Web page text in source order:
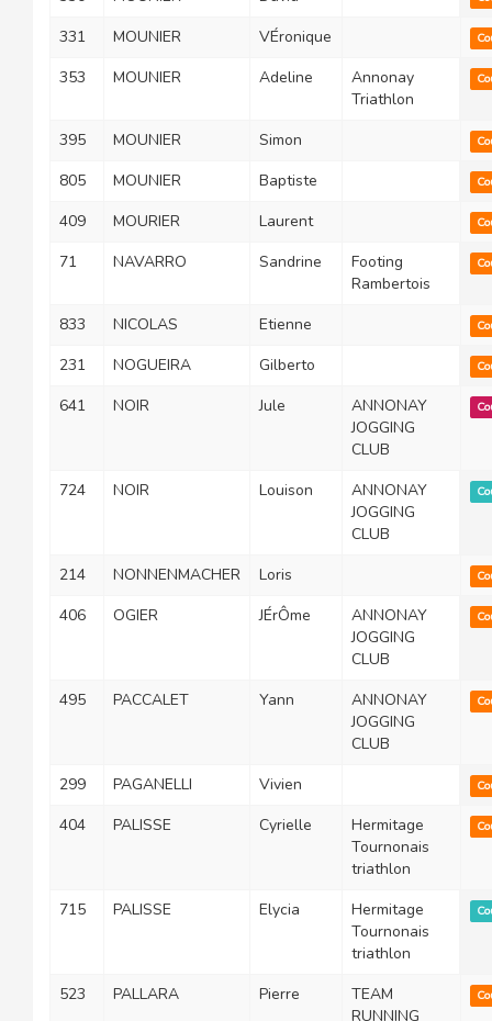
331 MOUNIER VÉronique
353 MOUNIER Adeline
Annonay
Triathlon
395 MOUNIER Simon
805 MOUNIER Baptiste
409 MOURIER Laurent
71 NAVARRO Sandrine
Footing
Rambertois
833 NICOLAS Etienne
231 NOGUEIRA Gilberto
641 NOIR Jule
ANNONAY
JOGGING
CLUB
724 NOIR Louison
ANNONAY
JOGGING
CLUB
214 NONNENMACHER Loris
406 OGIER JÉrÔme
ANNONAY
JOGGING
CLUB
495 PACCALET Yann
ANNONAY
JOGGING
CLUB
299 PAGANELLI Vivien
404 PALISSE Cyrielle
Hermitage
Tournonais
triathlon
715 PALISSE Elycia
Hermitage
Tournonais
triathlon
523 PALLARA Pierre
TEAM
RUNNING